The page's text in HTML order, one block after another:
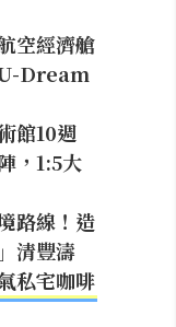
空經濟艙
Dream
館10週
，1:5大
路線！造
清豐濤
私宅咖啡